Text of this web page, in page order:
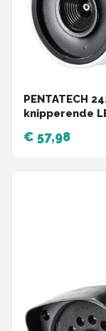
PENTATECH
knipperende
€ 57,98